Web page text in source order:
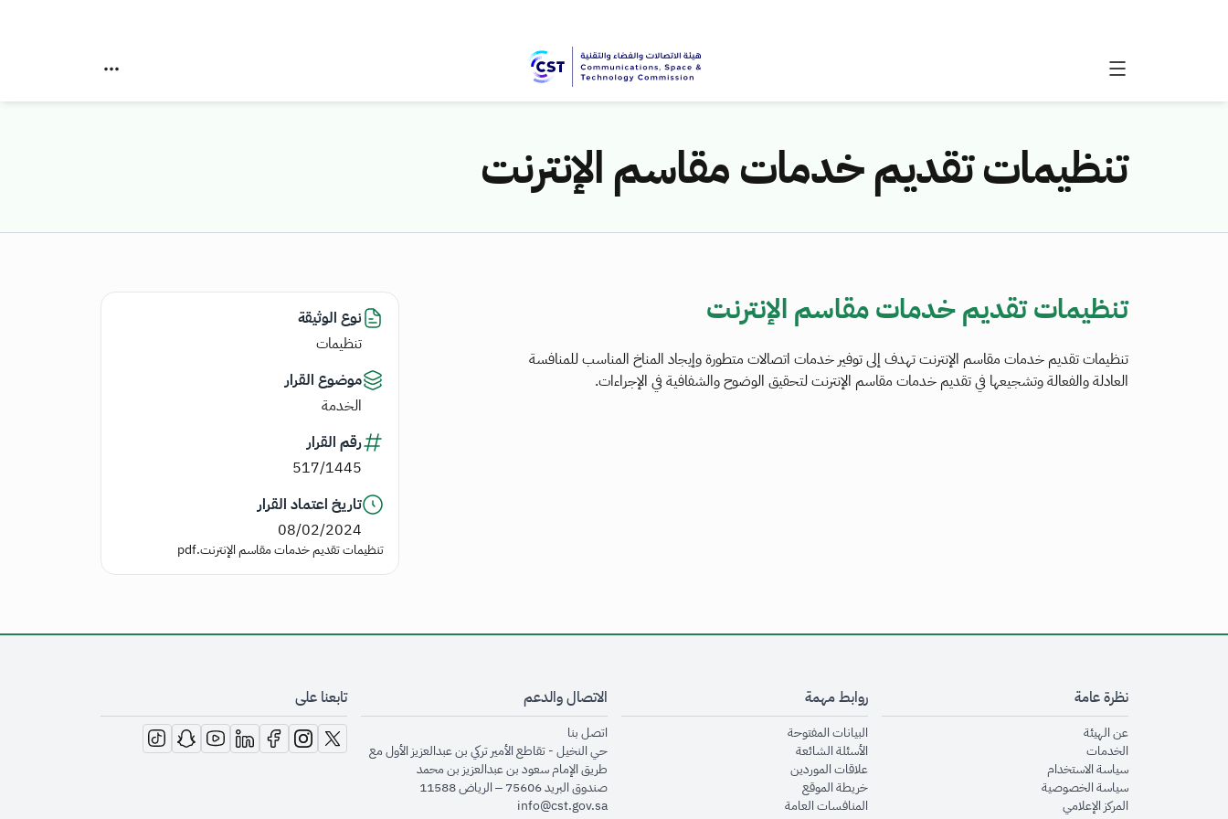
تنظيمات تقديم خدمات مقاسم الإنترنت
تنظيمات تقديم خدمات مقاسم الإنترنت
تنظيمات تقديم خدمات مقاسم الإنترنت تهدف إلى توفير خدمات اتصالات متطورة وإيجاد المناخ المناسب للمنافسة
العادلة والفعالة وتشجيعها في تقديم خدمات مقاسم الإنترنت لتحقيق الوضوح والشفافية في الإجراءات.
نوع الوثيقة
تنظيمات
موضوع القرار
الخدمة
رقم القرار
517/1445
تاريخ اعتماد القرار
08/02/2024
تنظيمات تقديم خدمات مقاسم الإنترنت.pdf
نظرة عامة
عن الهيئةopens in new window
الخدماتopens in new window
سياسة الاستخدام
سياسة الخصوصيةopens in new window
المركز الإعلاميopens in new window
روابط مهمة
البيانات المفتوحةopens in new window
الأسئلة الشائعةopens in new window
علاقات الموردينopens in new window
خريطة الموقعopens in new window
المنافسات العامةopens in new window
الاتصال والدعم
اتصل بنا
حي النخيل - تقاطع الأمير تركي بن عبدالعزيز الأول مع
طريق الإمام سعود بن عبدالعزيز بن محمد
صندوق البريد 75606 – الرياض 11588
info@cst.gov.sa
تابعنا على
opens in new window
opens in new window
opens in new window
opens in new window
opens in new window
opens in new window
opens in new window